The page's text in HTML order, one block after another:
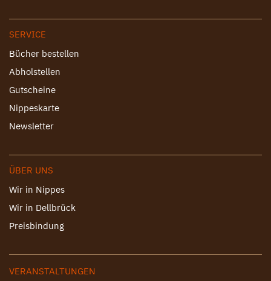
SERVICE
Bücher bestellen
Abholstellen
Gutscheine
Nippeskarte
Newsletter
ÜBER UNS
Wir in Nippes
Wir in Dellbrück
Preisbindung
VERANSTALTUNGEN